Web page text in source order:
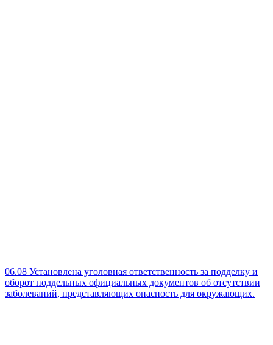
06.08 Установлена уголовная ответственность за подделку и
оборот поддельных официальных документов об отсутствии
заболеваний, представляющих опасность для окружающих.